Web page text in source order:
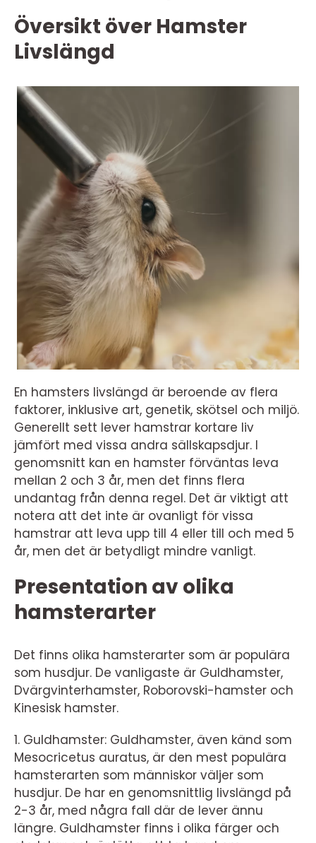
Översikt över Hamster
Livslängd
En hamsters livslängd är beroende av flera
faktorer, inklusive art, genetik, skötsel och miljö.
Generellt sett lever hamstrar kortare liv
jämfört med vissa andra sällskapsdjur. I
genomsnitt kan en hamster förväntas leva
mellan 2 och 3 år, men det finns flera
undantag från denna regel. Det är viktigt att
notera att det inte är ovanligt för vissa
hamstrar att leva upp till 4 eller till och med 5
år, men det är betydligt mindre vanligt.
Presentation av olika
hamsterarter
Det finns olika hamsterarter som är populära
som husdjur. De vanligaste är Guldhamster,
Dvärgvinterhamster, Roborovski-hamster och
Kinesisk hamster.
1. Guldhamster: Guldhamster, även känd som
Mesocricetus auratus, är den mest populära
hamsterarten som människor väljer som
husdjur. De har en genomsnittlig livslängd på
2-3 år, med några fall där de lever ännu
längre. Guldhamster finns i olika färger och